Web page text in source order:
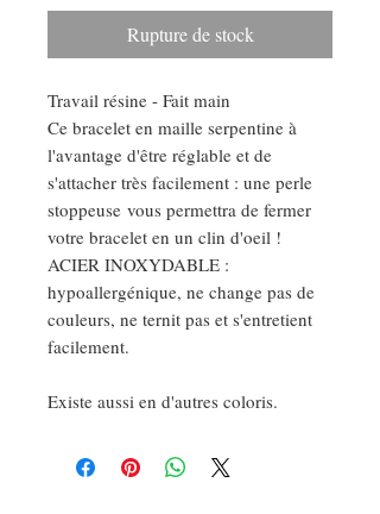
Rupture de stock
Travail résine - Fait main
Ce bracelet en maille serpentine à
l'avantage d'être réglable et de
s'attacher très facilement : une perle
stoppeuse vous permettra de fermer
votre bracelet en un clin d'oeil !
ACIER INOXYDABLE :
hypoallergénique, ne change pas de
couleurs, ne ternit pas et s'entretient
facilement.
Existe aussi en d'autres coloris.